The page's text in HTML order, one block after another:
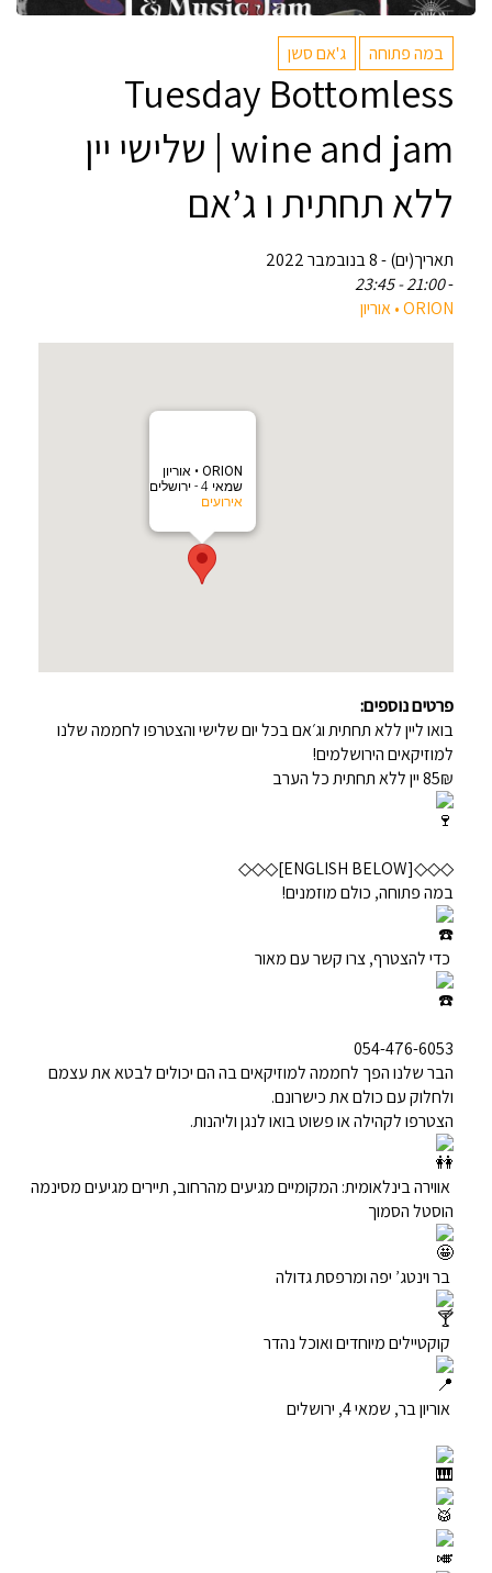
במה פתוחה ג'אם סשן
Tuesday Bottomless
wine and jam | שלישי יין
ללא תחתית ו ג’אם
תאריך(ים) - 8 בנובמבר 2022
-
21:00 - 23:45
‎ORION • אוריון
‎ORION • אוריון
שמאי 4 - ירושלים
אירועים
פרטים נוספים:
בואו ליין ללא תחתית וג׳אם בכל יום שלישי והצטרפו לחממה שלנו
למוזיקאים הירושלמים!
85₪ יין ללא תחתית כל הערב
◇◇◇[ENGLISH BELOW]◇◇◇
במה פתוחה, כולם מוזמנים!
כדי להצטרף, צרו קשר עם מאור
054-476-6053
הבר שלנו הפך לחממה למוזיקאים בה הם יכולים לבטא את עצמם
ולחלוק עם כולם את כישרונם.
הצטרפו לקהילה או פשוט בואו לנגן וליהנות.
אווירה בינלאומית: המקומיים מגיעים מהרחוב, תיירים מגיעים מסינמה
הוסטל הסמוך
בר וינטג’ יפה ומרפסת גדולה
קוקטיילים מיוחדים ואוכל נהדר
אוריון בר, שמאי 4, ירושלים